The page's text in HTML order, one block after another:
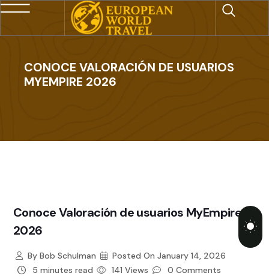
CONOCE VALORACIÓN DE USUARIOS
MYEMPIRE 2026
Conoce Valoración de usuarios MyEmpire
2026
ByBob Schulman Posted On January 14, 2026
5 minutes read
141 Views 0 Comments